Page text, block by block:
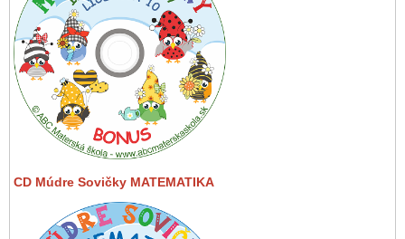
CD Múdre Sovičky MATEMATIKA